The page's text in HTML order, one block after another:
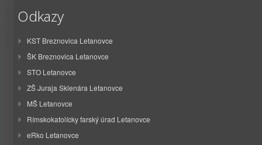
Odkazy
KST Breznovica Letanovce
ŠK Breznovica Letanovce
STO Letanovce
ZŠ Juraja Sklenára Letanovce
MŠ Letanovce
Rímskokatolícky farský úrad Letanovce
eRko Letanovce